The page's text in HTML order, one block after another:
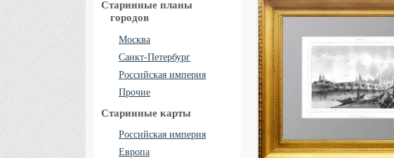
Старинные планы
городов
Москва
Санкт-Петербург
Российская империя
Прочие
Старинные карты
Российская империя
Европа